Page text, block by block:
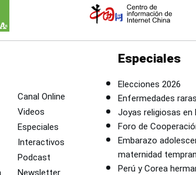
Canal Online
Videos
Especiales
Interactivos
Podcast
Newsletter
Especiales
Elecciones 2026
Enfermedades
Joyas religiosas en
Foro de
Embarazo
maternidad
Perú y Corea